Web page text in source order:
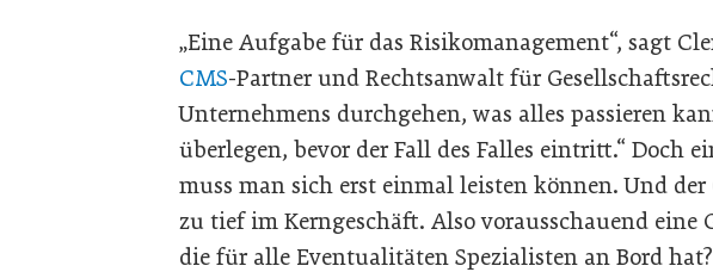
„Eine Aufgabe für das Risikomanagement“, sagt
CMS-Partner und Rechtsanwalt für
Unternehmens durchgehen, was alles passieren
überlegen, bevor der Fall des Falles eintritt.“ Doch
muss man sich erst einmal leisten können. Und
zu tief im Kerngeschäft. Also vorausschauend eine
die für alle Eventualitäten Spezialisten an Bord